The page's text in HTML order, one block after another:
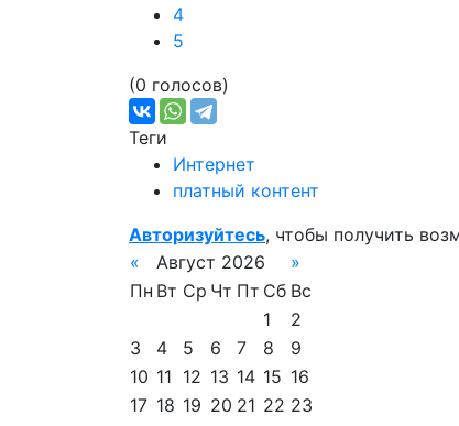
4
5
(0 голосов)
Теги
Интернет
платный контент
Авторизуйтесь, чтобы получить
«
Август 2026
»
Пн Вт Ср Чт Пт Сб Вс
1
2
3
4 5 6 7 8
9
10 11 12 13 14 15 16
17 18 19 20 21 22 23